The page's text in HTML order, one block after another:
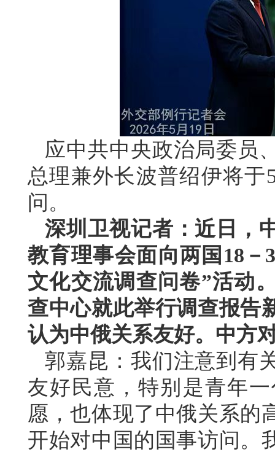
应中共中央政治局委员
总理兼外长波普绍伊将于
问。
深圳卫视记者：近日，
教育理事会面向两国18
文化交流调查问卷”活动
查中心就此举行调查报告
认为中俄关系友好。中方
郭嘉昆：我们注意到有
友好民意，特别是青年
愿，也体现了中俄关系的
开始对中国的国事访问。